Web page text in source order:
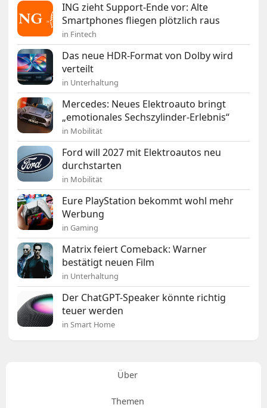
ING zieht Support-Ende vor: Alte
Smartphones fliegen plötzlich raus
in Fintech
Das neue HDR-Format von Dolby wird
verteilt
in Unterhaltung
Mercedes: Neues Elektroauto bringt
„emotionales Sechszylinder-Erlebnis“
in Mobilität
Ford will 2027 mit Elektroautos neu
durchstarten
in Mobilität
Eure PlayStation bekommt wohl mehr
Werbung
in Gaming
Matrix feiert Comeback: Warner
bestätigt neuen Film
in Unterhaltung
Der ChatGPT-Speaker könnte richtig
teuer werden
in Smart Home
Über
Themen